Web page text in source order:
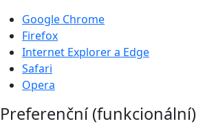
Google Chrome
Firefox
Internet Explorer a Edge
Safari
Opera
Preferenční (funkcionální)